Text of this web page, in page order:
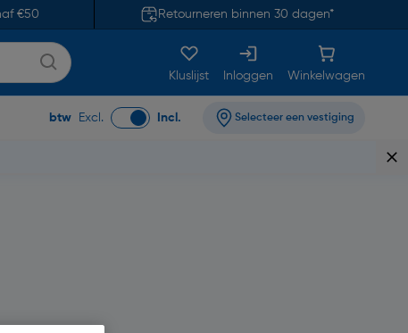
€50 Retourneren binnen 30 dagen*
Kluslijst Inloggen Winkelwagen
btw Excl. Incl. Selecteer een vestiging